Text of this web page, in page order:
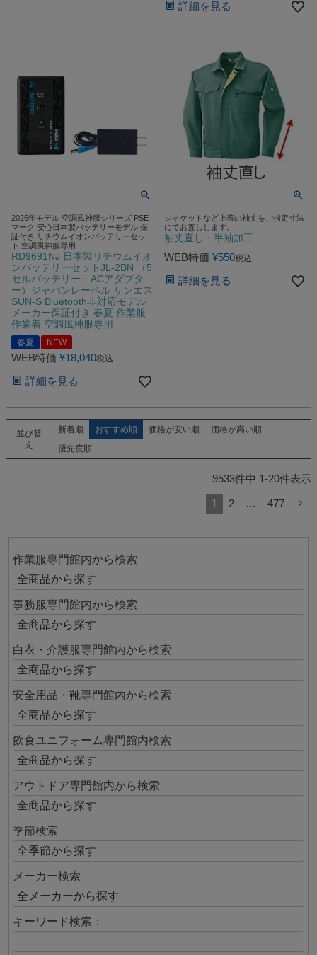
詳細を見る
2026年モデル 空調風神服シリーズ PSE
マーク 安心日本製バッテリーモデル 保
証付き リチウムイオンバッテリーセッ
ト 空調風神服専用
RD9691NJ 日本製リチウムイオ
ンバッテリーセットJL-2BN （5
セルバッテリー・ACアダプタ
ー）ジャパンレーベル サンエス
SUN-S Bluetooth非対応モデル
メーカー保証付き 春夏 作業服
作業着 空調風神服専用
春夏 NEW
WEB特価 ¥18,040税込
詳細を見る
ジャケットなど上着の袖丈をご指定寸法
にてお直しします。
袖丈直し・半袖加工
WEB特価 ¥550税込
詳細を見る
並び替
え
新着順 おすすめ順 価格が安い順
価格が高い順
優先度順
9533件中 1-20件表示
1 2 … 477
作業服専門館内から検索
事務服専門館内から検索
白衣・介護服専門館内から検索
安全用品・靴専門館内から検索
飲食ユニフォーム専門館内検索
アウトドア専門館内から検索
季節検索
メーカー検索
キーワード検索：